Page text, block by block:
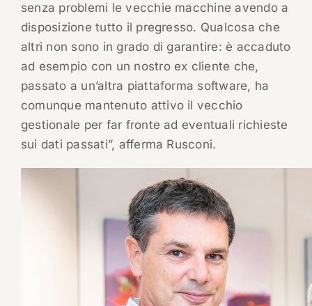
senza problemi le vecchie macchine avendo a
disposizione tutto il pregresso. Qualcosa che
altri non sono in grado di garantire: è accaduto
ad esempio con un nostro ex cliente che,
passato a un’altra piattaforma software, ha
comunque mantenuto attivo il vecchio
gestionale per far fronte ad eventuali richieste
sui dati passati”, afferma Rusconi.